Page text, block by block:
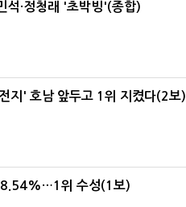
·정청래 '초박빙'(종합)
' 호남 앞두고 1위 지켰다(2보)
위 수성(1보)